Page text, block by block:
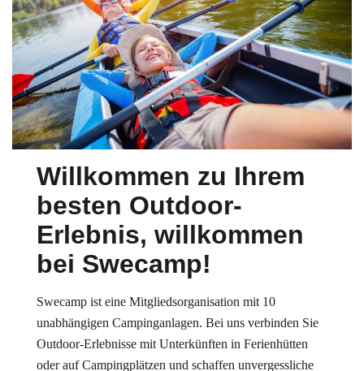
Willkommen zu Ihrem
besten Outdoor-
Erlebnis, willkommen
bei Swecamp!
Swecamp ist eine Mitgliedsorganisation mit 10
unabhängigen Campinganlagen. Bei uns verbinden Sie
Outdoor-Erlebnisse mit Unterkünften in Ferienhütten
oder auf Campingplätzen und schaffen unvergessliche